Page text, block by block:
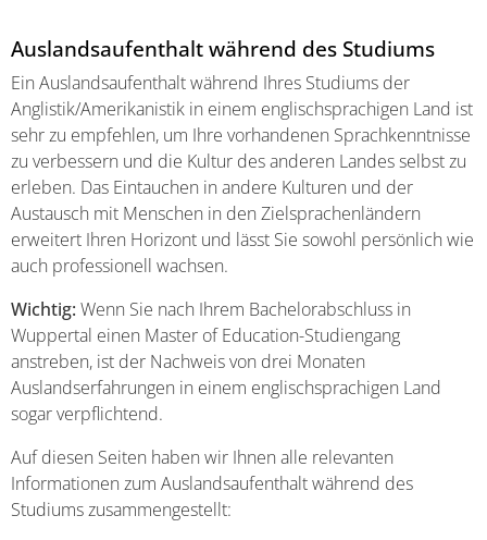
Auslandsaufenthalt während des Studiums
Ein Auslandsaufenthalt während Ihres Studiums der
Anglistik/Amerikanistik in einem englischsprachigen Land ist
sehr zu empfehlen, um Ihre vorhandenen Sprachkenntnisse
zu verbessern und die Kultur des anderen Landes selbst zu
erleben. Das Eintauchen in andere Kulturen und der
Austausch mit Menschen in den Zielsprachenländern
erweitert Ihren Horizont und lässt Sie sowohl persönlich wie
auch professionell wachsen.
Wichtig: Wenn Sie nach Ihrem Bachelorabschluss in
Wuppertal einen Master of Education-Studiengang
anstreben, ist der Nachweis von drei Monaten
Auslandserfahrungen in einem englischsprachigen Land
sogar verpflichtend.
Auf diesen Seiten haben wir Ihnen alle relevanten
Informationen zum Auslandsaufenthalt während des
Studiums zusammengestellt: